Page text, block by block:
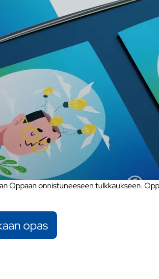
Oppaan onnistuneeseen tulkkaukseen.
opas